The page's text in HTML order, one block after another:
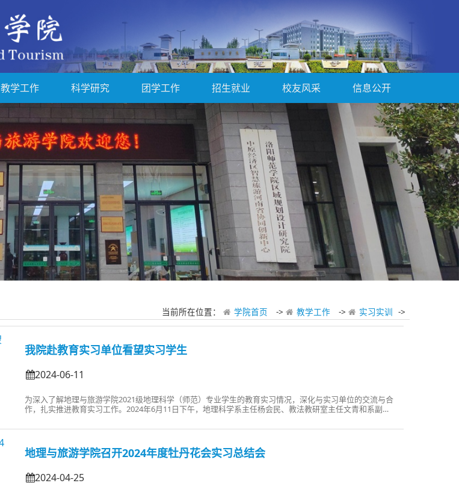
教学工作 科学研究 团学工作 招生就业 校友风采 信息公开
当前所在位置： 学院首页 -> 教学工作 -> 实习实训 ->
我院赴教育实习单位看望实习学生
2024-06-11
为深入了解地理与旅游学院2021级地理科学（师范）专业学生的教育实习情况，深化与实习单位的交流与合
作，扎实推进教育实习工作。2024年6月11日下午，地理科学系主任杨会民、教法教研室主任文青和系副主
专业教育实习学生。考察调研组与实习单位的领导、实习指导老师等就教育实习工作、实习生的表现与生活
地理与旅游学院召开2024年度牡丹花会实习总结会
2024-04-25